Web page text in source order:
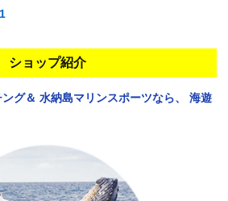
ショップ紹介
グ＆ 水納島マリンスポーツなら、
海遊